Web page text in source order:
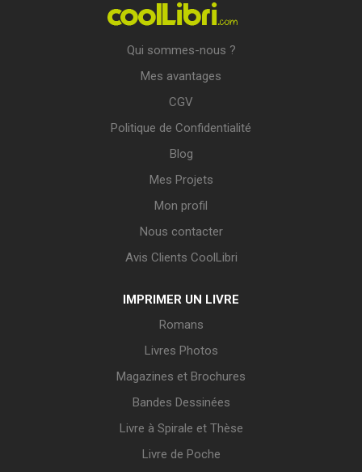
Qui sommes-nous ?
Mes avantages
CGV
Politique de Confidentialité
Blog
Mes Projets
Mon profil
Nous contacter
Avis Clients CoolLibri
IMPRIMER UN LIVRE
Romans
Livres Photos
Magazines et Brochures
Bandes Dessinées
Livre à Spirale et Thèse
Livre de Poche